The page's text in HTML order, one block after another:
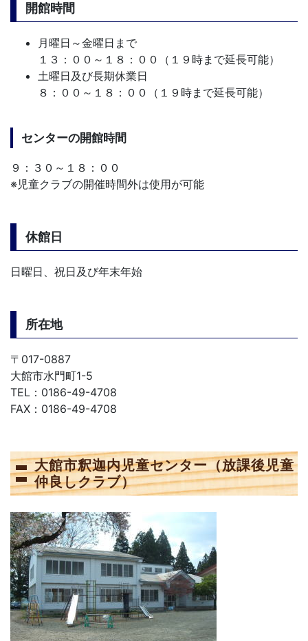
開館時間
月曜日～金曜日まで
１３：００～１８：００（１９時まで延長可能）
土曜日及び長期休業日
８：００～１８：００（１９時まで延長可能）
センターの開館時間
９：３０～１８：００
※児童クラブの開催時間外は使用が可能
休館日
日曜日、祝日及び年末年始
所在地
〒017-0887
大館市水門町1-5
TEL：0186-49-4708
FAX：0186-49-4708
大館市釈迦内児童センター（放課後児童
仲良しクラブ）